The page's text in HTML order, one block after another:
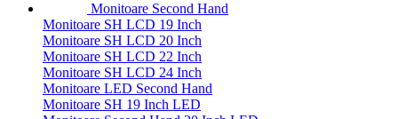
Monitoare Second Hand
Monitoare SH LCD 19 Inch
Monitoare SH LCD 20 Inch
Monitoare SH LCD 22 Inch
Monitoare SH LCD 24 Inch
Monitoare LED Second Hand
Monitoare SH 19 Inch LED